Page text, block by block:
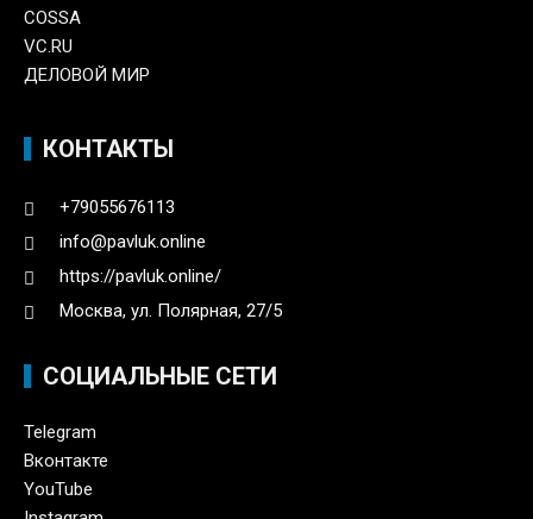
COSSA
VC.RU
ДЕЛОВОЙ МИР
КОНТАКТЫ
+79055676113
info@pavluk.online
https://pavluk.online/
Москва, ул. Полярная, 27/5
СОЦИАЛЬНЫЕ СЕТИ
Telegram
Вконтакте
YouTube